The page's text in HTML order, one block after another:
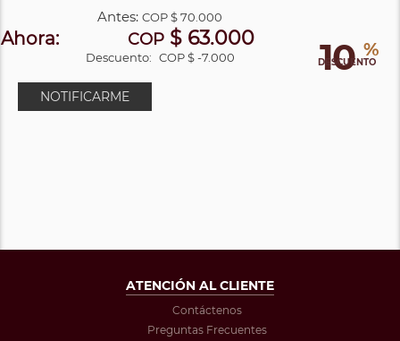
10 %
DESCUENTO
Antes:COP$ 70.000
Ahora: COP $ 63.000
Descuento: COP $ -7.000
NOTIFICARME
ATENCIÓN AL CLIENTE
Contáctenos
Preguntas Frecuentes